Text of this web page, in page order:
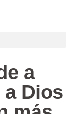
a
Dios